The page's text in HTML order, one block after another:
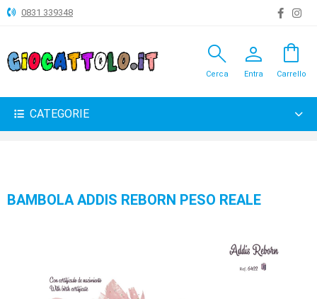
ANIMALI
BAMBOLE
GADGET
0831 339348
search
Cerca
person
Entra
shopping_bag
Carrello
CATEGORIE
BAMBOLA ADDIS REBORN PESO REALE